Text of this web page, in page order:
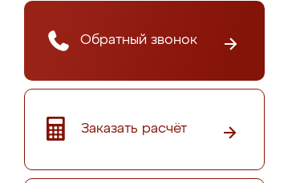
Обратный звонок
Заказать расчёт